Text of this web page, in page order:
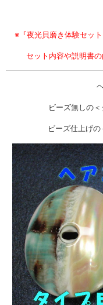
※『夜光貝磨き体験セッ
セット内容や説明書
ビーズ無しの＜
ビーズ仕上げの